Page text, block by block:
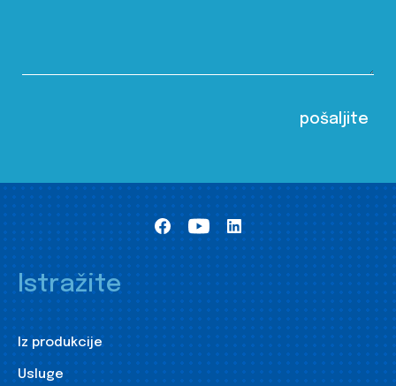
Istražite
Iz produkcije
Usluge